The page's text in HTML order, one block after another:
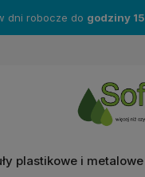
produkty markiKatrin
plastikowe i metalowe